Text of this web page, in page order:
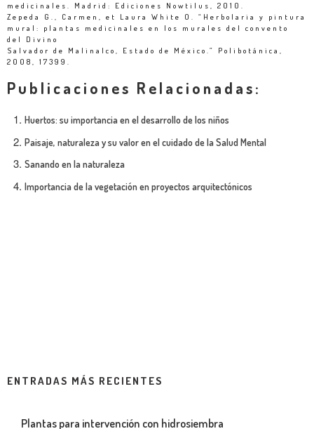
medicinales. Madrid: Ediciones Nowtilus, 2010.
Zepeda G., Carmen, et Laura White O. “Herbolaria y pintura
mural: plantas medicinales en los murales del convento
del Divino
Salvador de Malinalco, Estado de México.” Polibotánica,
2008, 17399.
Publicaciones Relacionadas:
Huertos: su importancia en el desarrollo de los niños
Paisaje, naturaleza y su valor en el cuidado de la Salud Mental
Sanando en la naturaleza
Importancia de la vegetación en proyectos arquitectónicos
ENTRADAS MÁS RECIENTES
Plantas para intervención con hidrosiembra